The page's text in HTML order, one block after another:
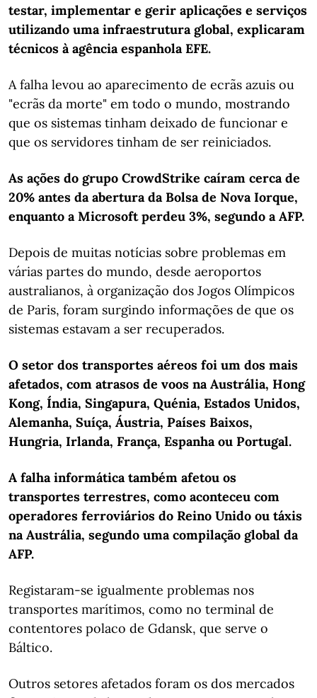
testar, implementar e gerir aplicações e serviços
utilizando uma infraestrutura global, explicaram
técnicos à agência espanhola EFE.
A falha levou ao aparecimento de ecrãs azuis ou
"ecrãs da morte" em todo o mundo, mostrando
que os sistemas tinham deixado de funcionar e
que os servidores tinham de ser reiniciados.
As ações do grupo CrowdStrike caíram cerca de
20% antes da abertura da Bolsa de Nova Iorque,
enquanto a Microsoft perdeu 3%, segundo a AFP.
Depois de muitas notícias sobre problemas em
várias partes do mundo, desde aeroportos
australianos, à organização dos Jogos Olímpicos
de Paris, foram surgindo informações de que os
sistemas estavam a ser recuperados.
O setor dos transportes aéreos foi um dos mais
afetados, com atrasos de voos na Austrália, Hong
Kong, Índia, Singapura, Quénia, Estados Unidos,
Alemanha, Suíça, Áustria, Países Baixos,
Hungria, Irlanda, França, Espanha ou Portugal.
A falha informática também afetou os
transportes terrestres, como aconteceu com
operadores ferroviários do Reino Unido ou táxis
na Austrália, segundo uma compilação global da
AFP.
Registaram-se igualmente problemas nos
transportes marítimos, como no terminal de
contentores polaco de Gdansk, que serve o
Báltico.
Outros setores afetados foram os dos mercados